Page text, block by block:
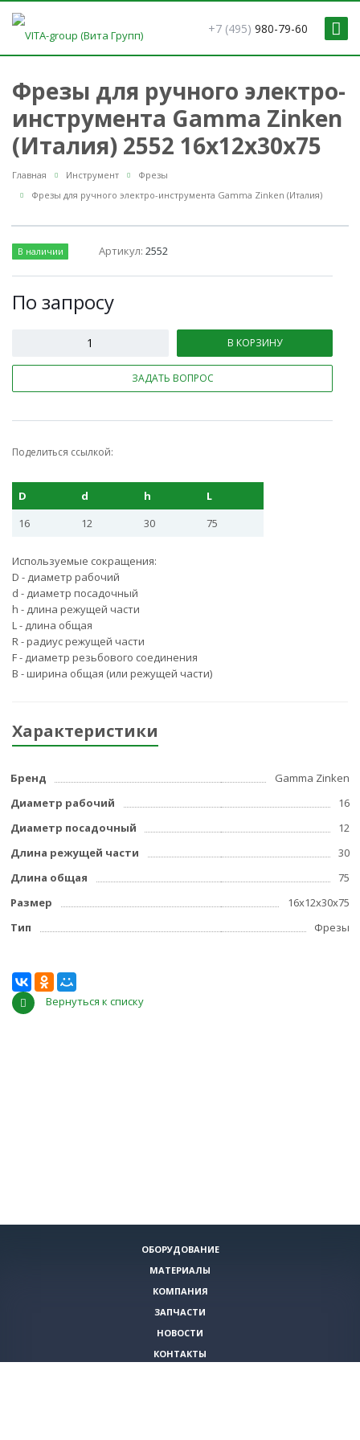
+7 (495) 980-79-60
Фрезы для ручного электро-
инструмента Gamma Zinken
(Италия) 2552 16x12x30x75
Главная Инструмент
Фрезы
Фрезы для ручного электро-инструмента Gamma Zinken (Италия)
В наличии Артикул:2552
По запросу
В КОРЗИНУ
ЗАДАТЬ ВОПРОС
Поделиться ссылкой:
D d h
L
16
12 30 75
Используемые сокращения:
D - диаметр рабочий
d - диаметр посадочный
h - длина режущей части
L - длина общая
R - радиус режущей части
F - диаметр резьбового соединения
B - ширина общая (или режущей части)
Характеристики
Бренд
Gamma Zinken
Диаметр рабочий
16
Диаметр посадочный
12
Длина режущей части
30
Длина общая
75
Размер
16x12x30x75
Тип
Фрезы
Вернуться к списку
ОБОРУДОВАНИЕ
МАТЕРИАЛЫ
КОМПАНИЯ
ЗАПЧАСТИ
НОВОСТИ
КОНТАКТЫ